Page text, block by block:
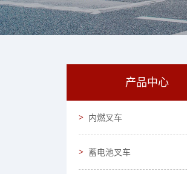
产品中心
内燃叉车
蓄电池叉车